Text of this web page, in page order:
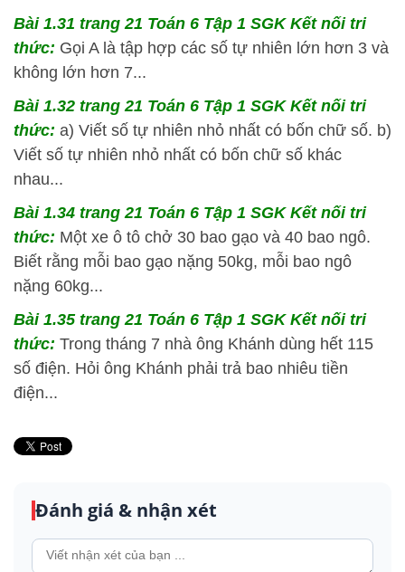
Bài 1.31 trang 21 Toán 6 Tập 1 SGK Kết nối tri
thức: Gọi A là tập hợp các số tự nhiên lớn hơn 3 và
không lớn hơn 7...
Bài 1.32 trang 21 Toán 6 Tập 1 SGK Kết nối tri
thức: a) Viết số tự nhiên nhỏ nhất có bốn chữ số. b)
Viết số tự nhiên nhỏ nhất có bốn chữ số khác
nhau...
Bài 1.34 trang 21 Toán 6 Tập 1 SGK Kết nối tri
thức: Một xe ô tô chở 30 bao gạo và 40 bao ngô.
Biết rằng mỗi bao gạo nặng 50kg, mỗi bao ngô
nặng 60kg...
Bài 1.35 trang 21 Toán 6 Tập 1 SGK Kết nối tri
thức: Trong tháng 7 nhà ông Khánh dùng hết 115
số điện. Hỏi ông Khánh phải trả bao nhiêu tiền
điện...
Đánh giá & nhận xét